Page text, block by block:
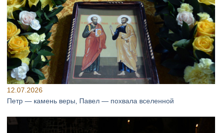
12.07.2026
Петр — камень веры, Павел — похвала вселенной